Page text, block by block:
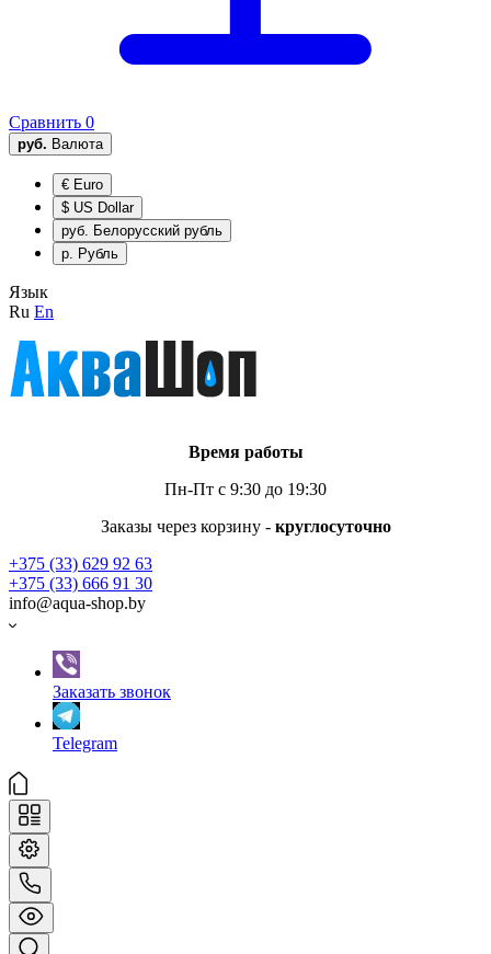
Сравнить 0
руб. Валюта
€ Euro
$ US Dollar
руб. Белорусский рубль
р. Рубль
Язык
Ru En
Время работы
Пн-Пт с 9:30 до 19:30
Заказы через корзину - круглосуточно
+375 (33) 629 92 63
+375 (33) 666 91 30
info@aqua-shop.by
Заказать звонок
Telegram